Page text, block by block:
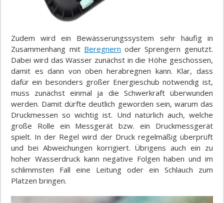
Zudem wird ein Bewässerungssystem sehr häufig in
Zusammenhang mit Beregnern oder Sprengern genutzt.
Dabei wird das Wasser zunächst in die Höhe geschossen,
damit es dann von oben herabregnen kann. Klar, dass
dafür ein besonders großer Energieschub notwendig ist,
muss zunächst einmal ja die Schwerkraft überwunden
werden. Damit dürfte deutlich geworden sein, warum das
Druckmessen so wichtig ist. Und natürlich auch, welche
große Rolle ein Messgerät bzw. ein Druckmessgerät
spielt. In der Regel wird der Druck regelmäßig überprüft
und bei Abweichungen korrigiert. Übrigens auch ein zu
hoher Wasserdruck kann negative Folgen haben und im
schlimmsten Fall eine Leitung oder ein Schlauch zum
Platzen bringen.